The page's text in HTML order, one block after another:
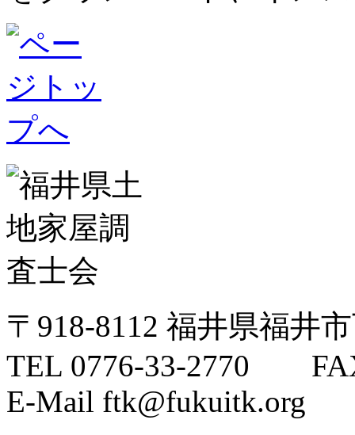
〒918-8112 福井県福井
TEL 0776-33-2770
E-Mail ftk@fukuitk.org